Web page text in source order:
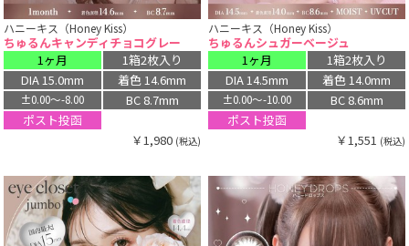
ハニーキス（Honey Kiss）
ちゅるんキャンディチョコグレー
1ヶ月
1箱2枚入り
DIA 15.0mm
着色 14.6mm
±0.00〜-8.00
BC 8.7mm
ポスト投函
￥1,980 (税込)
ハニーキス（Honey Kiss）
ちゅるんシュガーベージュ
1ヶ月
1箱2枚入り
DIA 14.5mm
着色 14.0mm
±0.00〜-10.00
BC 8.6mm
ポスト投函
￥1,551 (税込)